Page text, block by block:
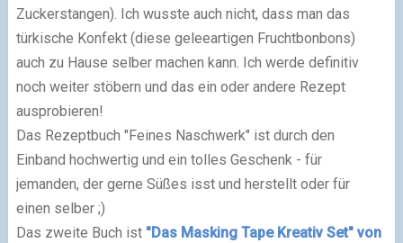
Zuckerstangen). Ich wusste auch nicht, dass man das
türkische Konfekt (diese geleeartigen Fruchtbonbons)
auch zu Hause selber machen kann. Ich werde definitiv
noch weiter stöbern und das ein oder andere Rezept
ausprobieren!
Das Rezeptbuch "Feines Naschwerk" ist durch den
Einband hochwertig und ein tolles Geschenk - für
jemanden, der gerne Süßes isst und herstellt oder für
einen selber ;)
Das zweite Buch ist "Das Masking Tape Kreativ Set" von